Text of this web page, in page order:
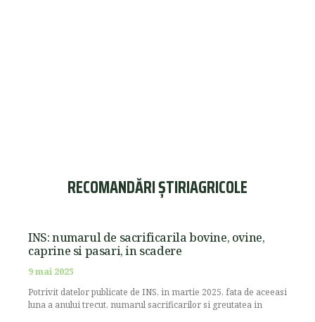
RECOMANDĂRI ȘTIRIAGRICOLE
INS: numarul de sacrificarila bovine, ovine,
caprine si pasari, in scadere
9 mai 2025
Potrivit datelor publicate de INS, in martie 2025, fata de aceeasi
luna a anului trecut, numarul sacrificarilor si greutatea in